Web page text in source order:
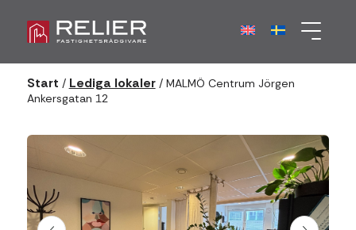
Start / Lediga lokaler/ MALMÖ Centrum Jörgen
Ankersgatan 12